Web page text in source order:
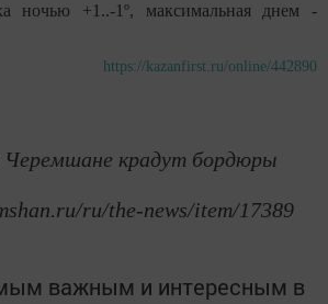
ночью +1..-1º, максимальная днем -
https://kazanfirst.ru/online/442890
крадут бордюры
ru/the-news/item/17389
важным и интересным в